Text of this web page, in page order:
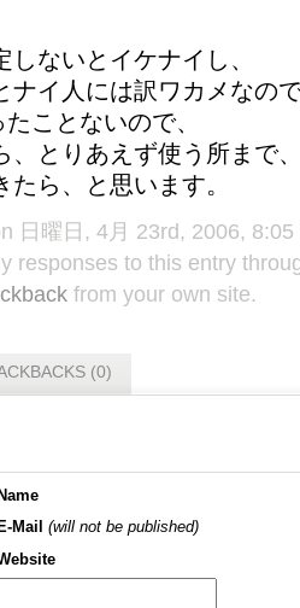
ないとイケナイし、
ナイ人には訳ワカメなの
ことないので、
、とりあえず使う所まで
ら、と思います。
日曜日, 4月 23rd, 2006,
responses to this entry
from your own site.
(0)
E-Mail(will not be published)